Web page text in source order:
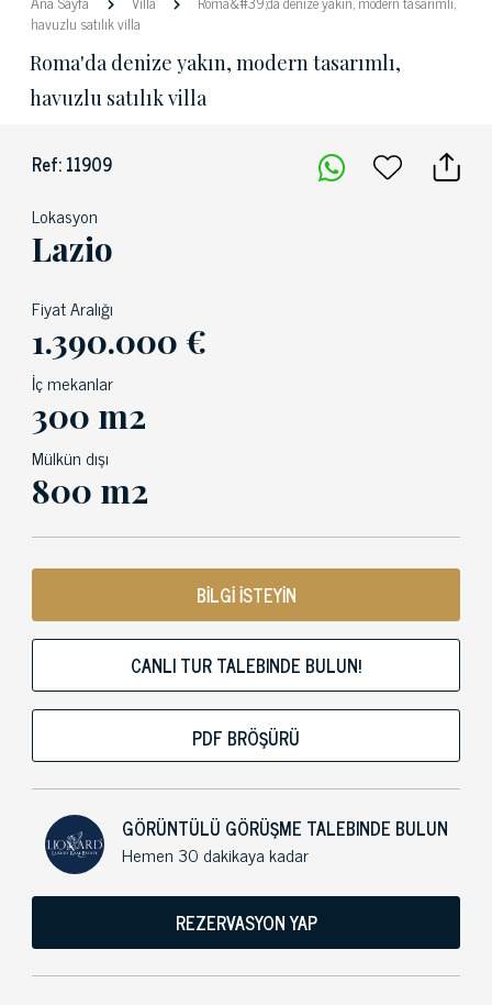
havuzlu satılık villa
Roma'da denize yakın, modern tasarımlı,
havuzlu satılık villa
Ref: 11909
Lokasyon
Lazio
Fiyat Aralığı
1.390.000 €
İç mekanlar
300 m2
Mülkün dışı
800 m2
BİLGİ İSTEYİN
CANLI TUR TALEBINDE BULUN!
PDF BRÖŞÜRÜ
GÖRÜNTÜLÜ GÖRÜŞME TALEBINDE BULUN
Hemen 30 dakikaya kadar
REZERVASYON YAP